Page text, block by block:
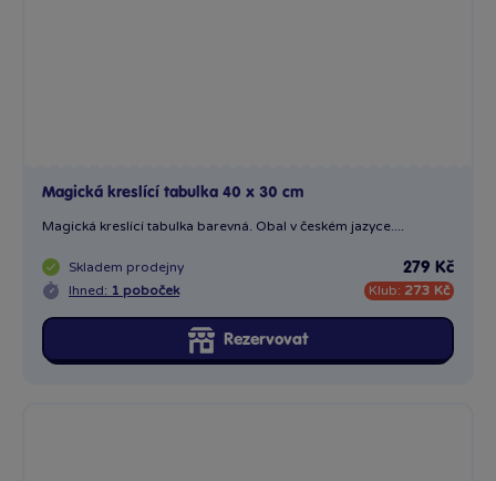
Magická kreslící tabulka 40 x 30 cm
Magická kreslící tabulka barevná. Obal v českém jazyce....
Skladem prodejny
Ihned: 1 poboček
279 Kč
Klub: 273 Kč
Rezervovat